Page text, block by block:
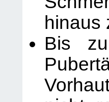
hinaus
Bis